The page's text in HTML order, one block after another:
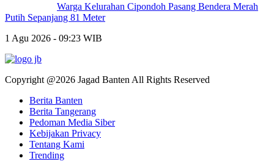
Warga Kelurahan Cipondoh Pasang Bendera Merah
Putih Sepanjang 81 Meter
1 Agu 2026 - 09:23 WIB
Copyright @2026 Jagad Banten All Rights Reserved
Berita Banten
Berita Tangerang
Pedoman Media Siber
Kebijakan Privacy
Tentang Kami
Trending